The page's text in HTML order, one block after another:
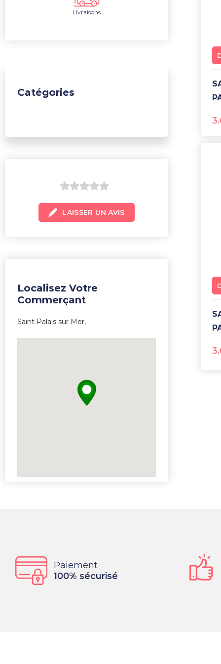
SAVON DE MARSEILLE
SAVON DE MARSEILLE
Livraisons
Catégories
sur
LAISSER UN AVIS
Localisez Votre
Commerçant
Saint Palais sur Mer,
Paiement
100% sécurisé